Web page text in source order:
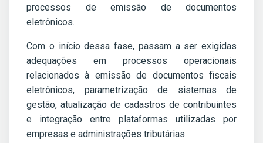
processos de emissão de documentos
eletrônicos.
Com o início dessa fase, passam a ser exigidas
adequações em processos operacionais
relacionados à emissão de documentos fiscais
eletrônicos, parametrização de sistemas de
gestão, atualização de cadastros de contribuintes
e integração entre plataformas utilizadas por
empresas e administrações tributárias.